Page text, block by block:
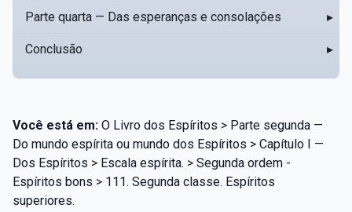
Parte quarta — Das esperanças e consolações ▸
Conclusão ▸
Você está em: O Livro dos Espíritos > Parte segunda —
Do mundo espírita ou mundo dos Espíritos > Capítulo I —
Dos Espíritos > Escala espírita. > Segunda ordem -
Espíritos bons > 111. Segunda classe. Espíritos
superiores.